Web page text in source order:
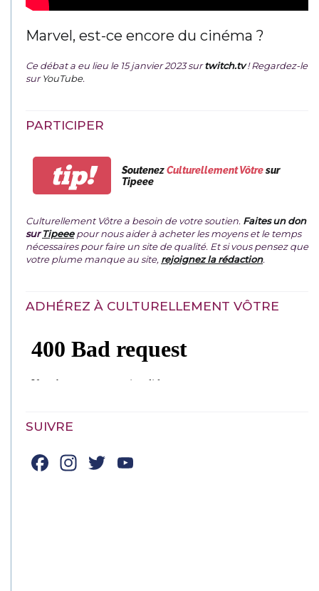
Marvel, est-ce encore du cinéma ?
Ce débat a eu lieu le 15 janvier 2023 surtwitch.tv ! Regardez-le
surYouTube.
PARTICIPER
tip! SoutenezCulturellement Vôtresur
Tipeee
Culturellement Vôtre a besoin de votre soutien. Faites un don
surTipeeepour nous aider à acheter les moyens et le temps
nécessaires pour faire un site de qualité. Et si vous pensez que
votre plume manque au site, rejoignez la rédaction.
ADHÉREZ À CULTURELLEMENT VÔTRE
SUIVRE
Facebook
Instagram
Twitter